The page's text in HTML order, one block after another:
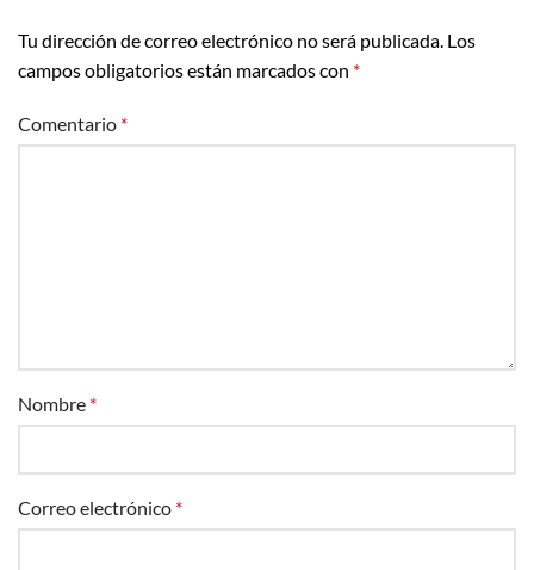
Tu dirección de correo electrónico no será publicada. Los
campos obligatorios están marcados con *
Comentario *
Nombre *
Correo electrónico *